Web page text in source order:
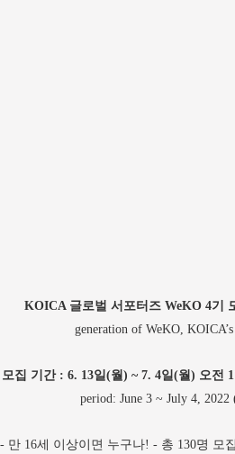
KOICA 글로벌 서포터즈 WeKO 4기
generation of WeKO,
모집 기간 : 6. 13일(월) ~ 7. 4일(월) 오전
period: June 3 ~ July 4,
- 만 16세 이상이면 누구나! - 총 130명 모집